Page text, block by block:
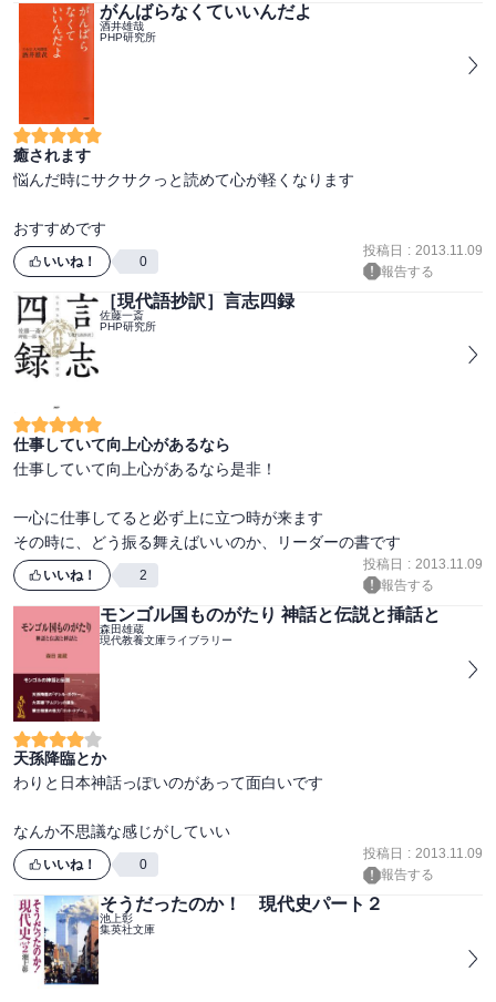
がんばらなくていいんだよ
酒井雄哉
PHP研究所
癒されます
悩んだ時にサクサクっと読めて心が軽くなります
おすすめです
いいね！ 0
投稿日 : 2013.11.09
報告する
［現代語抄訳］言志四録
佐藤一斎
PHP研究所
仕事していて向上心があるなら
仕事していて向上心があるなら是非！
一心に仕事してると必ず上に立つ時が来ます
その時に、どう振る舞えばいいのか、リーダーの書です
いいね！ 2
投稿日 : 2013.11.09
報告する
モンゴル国ものがたり 神話と伝説と挿話と
森田雄蔵
現代教養文庫ライブラリー
天孫降臨とか
わりと日本神話っぽいのがあって面白いです
なんか不思議な感じがしていい
いいね！ 0
投稿日 : 2013.11.09
報告する
そうだったのか！ 現代史パート２
池上彰
集英社文庫